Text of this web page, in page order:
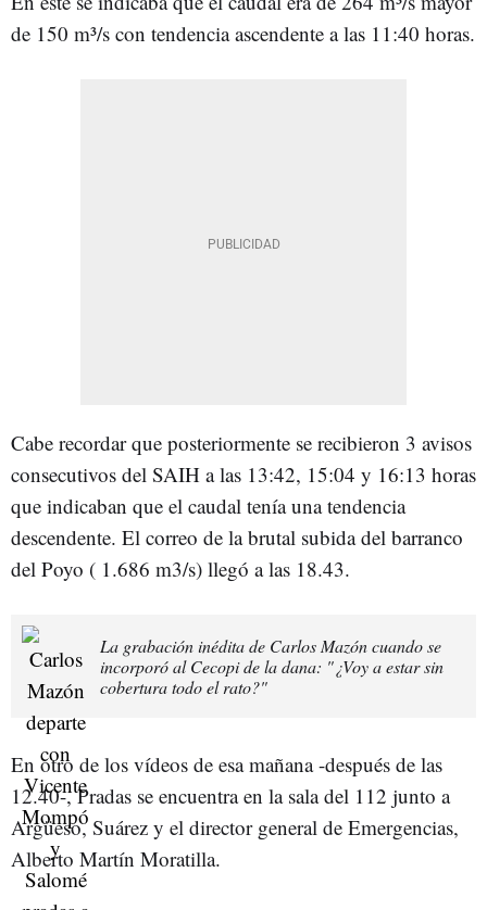
de 150 m³/s con tendencia ascendente a las 11:40 horas.
Cabe recordar que posteriormente se recibieron 3 avisos
consecutivos del SAIH a las 13:42, 15:04 y 16:13 horas
que indicaban que el caudal tenía una tendencia
descendente. El correo de la brutal subida del barranco
del Poyo ( 1.686 m3/s) llegó a las 18.43.
La grabación inédita de Carlos Mazón cuando se
incorporó al Cecopi de la dana: "¿Voy a estar sin
cobertura todo el rato?"
En otro de los vídeos de esa mañana -después de las
12.40-, Pradas se encuentra en la sala del 112 junto a
Argüeso, Suárez y el director general de Emergencias,
Alberto Martín Moratilla.